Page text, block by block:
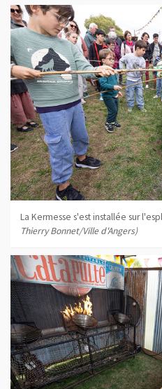
La Kermesse s'est installée sur
Thierry Bonnet/Ville d'Angers)